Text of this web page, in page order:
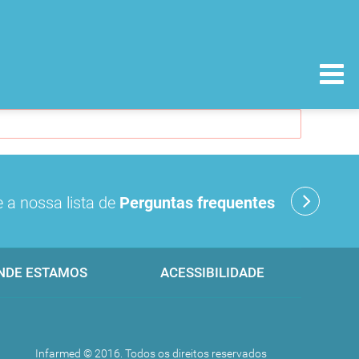
a nossa lista de Perguntas frequentes
ESTAMOS ACESSIBILIDADE
Infarmed © 2016. Todos os direitos reservados